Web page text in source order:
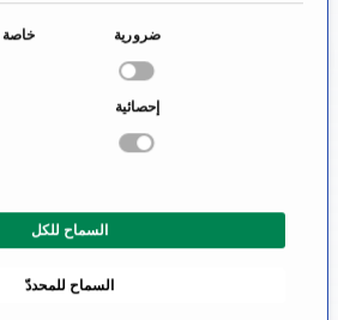
ضرورية خاصة
إحصائية
السماح للكل
السماح للمحددّ
يتجمد نشاط المريض فقط
يتصرف وكأن شيئا لم يحدث.
سمة نوبات الرمع العضلي:
المفاجئة ، وجيزة ، وعلى
ارتعاش الذراعين والساقين
إلى ذلك ، هناك زيادة في